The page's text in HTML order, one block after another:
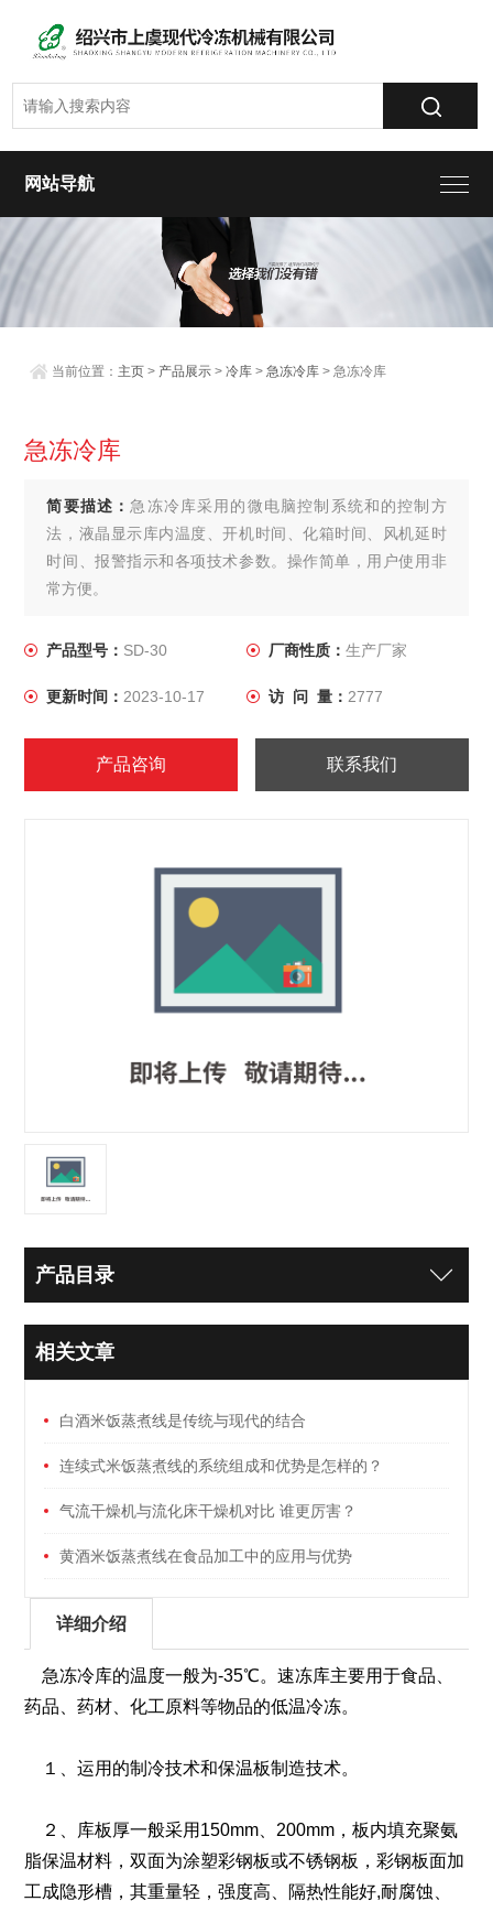
网站导航
当前位置： 主页 > 产品展示 >冷库 >急冻冷库 > 急冻冷库
急冻冷库
简要描述： 急冻冷库采用的微电脑控制系统和的控制方
法，液晶显示库内温度、开机时间、化箱时间、风机延时
时间、报警指示和各项技术参数。操作简单，用户使用非
常方便。
产品型号： SD-30 厂商性质： 生产厂家
更新时间： 2023-10-17 访 问 量： 2777
产品咨询 联系我们
产品目录
相关文章
白酒米饭蒸煮线是传统与现代的结合
连续式米饭蒸煮线的系统组成和优势是怎样的？
气流干燥机与流化床干燥机对比 谁更厉害？
黄酒米饭蒸煮线在食品加工中的应用与优势
详细介绍
急冻冷库的温度一般为-35℃。速冻库主要用于食品、
药品、药材、化工原料等物品的低温冷冻。
１、运用的制冷技术和保温板制造技术。
２、库板厚一般采用150mm、200mm，板内填充聚氨
脂保温材料，双面为涂塑彩钢板或不锈钢板，彩钢板面加
工成隐形槽，其重量轻，强度高、隔热性能好,耐腐蚀、